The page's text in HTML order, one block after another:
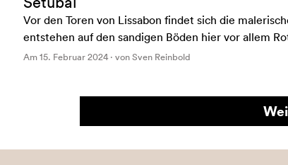
Vor den Toren von Lissabon findet sich die
entstehen auf den sandigen Böden hier vor allem
Am 15. Februar 2024 · von Sven Reinbold